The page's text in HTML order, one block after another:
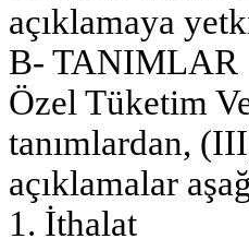
açıklamaya
B- TANIMLAR
Özel Tüketim
tanımlardan,
açıklamalar
1. İthalat